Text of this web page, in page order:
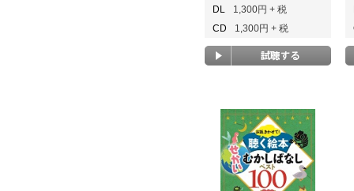
DL
1,300円 + 税
CD
1,300円 + 税